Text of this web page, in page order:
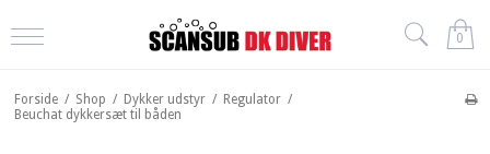
0
Forside / Shop / Dykker udstyr / Regulator /
Beuchat dykkersæt til båden